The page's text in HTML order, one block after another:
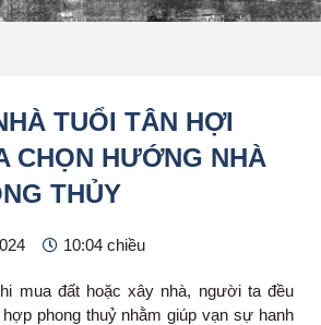
TUỔI TÂN HỢI
CHỌN HƯỚNG NHÀ
THỦY
10:04 chiều
mua đất hoặc xây nhà, người ta đều
phong thuỷ nhằm giúp vạn sự hanh